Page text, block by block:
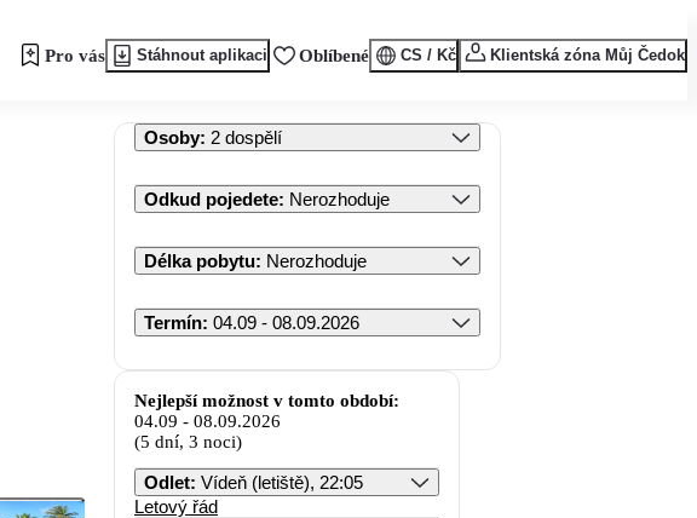
Pro vás Stáhnout aplikaci Oblíbené CS / Kč Klientská zóna Můj Čedok
Osoby: 2 dospělí
Odkud pojedete: Nerozhoduje
Délka pobytu: Nerozhoduje
Termín: 04.09 - 08.09.2026
Nejlepší možnost v tomto období:
04.09 - 08.09.2026
(5 dní, 3 noci)
Odlet: Vídeň (letiště), 22:05
Letový řád